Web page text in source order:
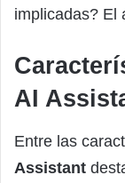
implicadas? El
AI
Entre las
Assistant